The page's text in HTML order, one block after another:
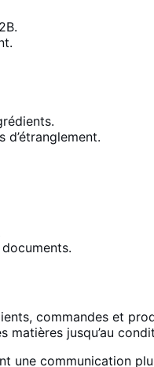
d’étranglement.
commandes et
jusqu’au
une communication